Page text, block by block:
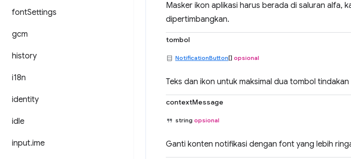
fontSettings
gcm
history
i18n
identity
idle
input.ime
Masker ikon aplikasi harus berada di saluran alfa,
dipertimbangkan.
tombol
NotificationButton[] opsional
Teks dan ikon untuk maksimal dua tombol
contextMessage
string opsional
Ganti konten notifikasi dengan font yang lebih